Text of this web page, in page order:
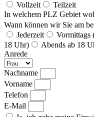
Vollzeit
Teilzeit
In welchem PLZ Gebiet
Wann können wir Sie am
Jederzeit
Vormittags
18 Uhr)
Abends ab 18
Anrede
Nachname
Vorname
Telefon
E-Mail